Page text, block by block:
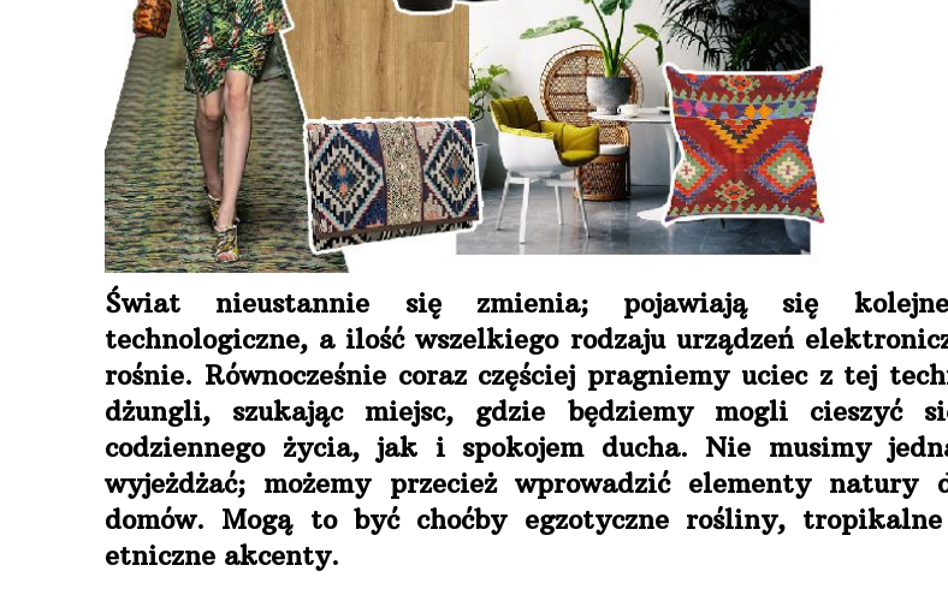
Świat nieustannie się zmienia; pojawiają się
technologiczne, a ilość wszelkiego rodzaju urządzeń
rośnie. Równocześnie coraz częściej pragniemy uciec z tej
dżungli, szukając miejsc, gdzie będziemy mogli cieszyć
codziennego życia, jak i spokojem ducha. Nie musimy
wyjeżdżać; możemy przecież wprowadzić elementy natury
domów. Mogą to być choćby egzotyczne rośliny,
etniczne akcenty.